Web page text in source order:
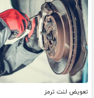
تعویض لنت ترمز